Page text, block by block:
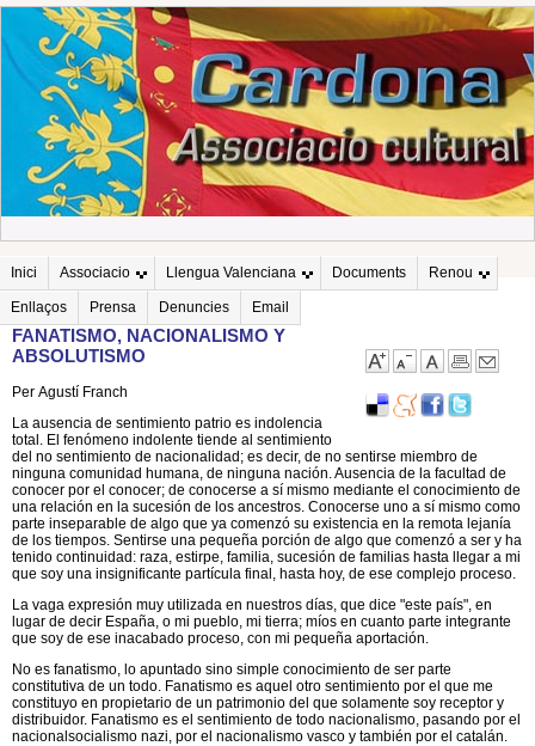
Inici Associacio Llengua Valenciana Documents Renou
Enllaços Prensa Denuncies Email
FANATISMO, NACIONALISMO Y
ABSOLUTISMO
Per Agustí Franch
La ausencia de sentimiento patrio es indolencia
total. El fenómeno indolente tiende al sentimiento
del no sentimiento de nacionalidad; es decir, de no sentirse miembro de
ninguna comunidad humana, de ninguna nación. Ausencia de la facultad de
conocer por el conocer; de conocerse a sí mismo mediante el conocimiento de
una relación en la sucesión de los ancestros. Conocerse uno a sí mismo como
parte inseparable de algo que ya comenzó su existencia en la remota lejanía
de los tiempos. Sentirse una pequeña porción de algo que comenzó a ser y ha
tenido continuidad: raza, estirpe, familia, sucesión de familias hasta llegar a mi
que soy una insignificante partícula final, hasta hoy, de ese complejo proceso.
La vaga expresión muy utilizada en nuestros días, que dice "este país", en
lugar de decir España, o mi pueblo, mi tierra; míos en cuanto parte integrante
que soy de ese inacabado proceso, con mi pequeña aportación.
No es fanatismo, lo apuntado sino simple conocimiento de ser parte
constitutiva de un todo. Fanatismo es aquel otro sentimiento por el que me
constituyo en propietario de un patrimonio del que solamente soy receptor y
distribuidor. Fanatismo es el sentimiento de todo nacionalismo, pasando por el
nacionalsocialismo nazi, por el nacionalismo vasco y también por el catalán.